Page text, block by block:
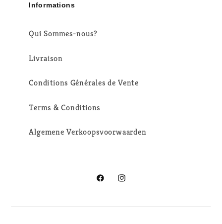
Informations
Qui Sommes-nous?
Livraison
Conditions Générales de Vente
Terms & Conditions
Algemene Verkoopsvoorwaarden
FacebookInstagram